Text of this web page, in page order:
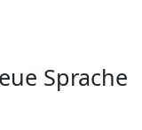
Sprache